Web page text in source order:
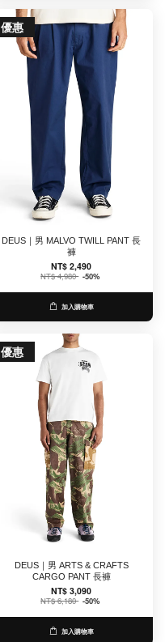
優惠
DEUS｜男 MALVO TWILL PANT 長
褲
NT$ 2,490
NT$ 4,980 -50%
加入購物車
優惠
DEUS｜男 ARTS & CRAFTS
CARGO PANT 長褲
NT$ 3,090
NT$ 6,180 -50%
加入購物車